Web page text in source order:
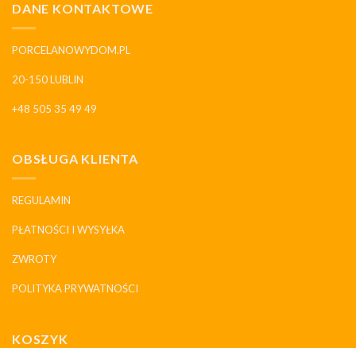
DANE KONTAKTOWE
PORCELANOWYDOM.PL
20-150 LUBLIN
+48 505 35 49 49
OBSŁUGA KLIENTA
REGULAMIN
PŁATNOŚCI I WYSYŁKA
ZWROTY
POLITYKA PRYWATNOŚCI
KOSZYK